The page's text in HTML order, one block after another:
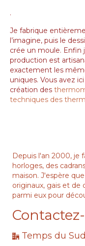
.
Je fabrique
l’imagine, puis le
crée un moule. Enfin
production est
exactement les
uniques. Vous avez
création des
techniques des
Depuis l'an 2000, je
horloges, des
maison. J'espère
originaux, gais et de
parmi eux pour
Temps du Sud